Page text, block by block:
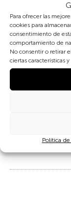
Para ofrecer las
cookies para
consentimiento de
comportamiento de
No consentir o retirar
ciertas características y
Política
El recorrido de
Illustrated
actual aeropuerto
presidiendo el
hombres,
británicos y
carabineros, un
recuerda estas
Desde el
lugares de
constituyó como